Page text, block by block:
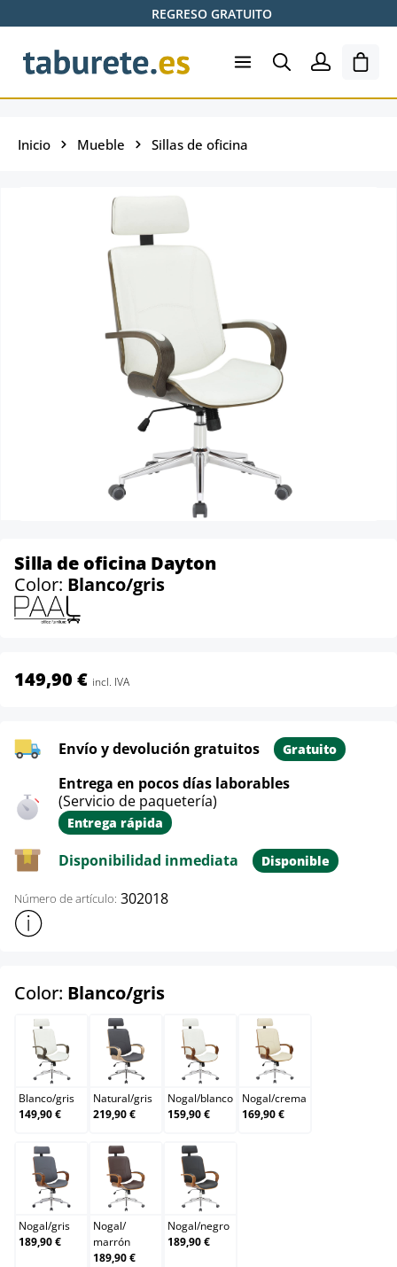
Saltar al contenido principalREGRESO GRATUITO
El
Inicio Mueble Sillas de oficina
Silla de oficina Dayton
Color: Blanco/gris
149,90 € incl. IVA
Envío y devolución gratuitos Gratuito
Entrega en pocos días laborables
(Servicio de paquetería)
Entrega rápida
Disponibilidad inmediata Disponible
Número de artículo: 302018
Mostrar más información sobre el producto
Color: Blanco/grisselect
Blanco/gris
Blanco/gris
149,90 €
Natural/gris
Natural/gris
219,90 €
Nogal/blanco
Nogal/blanco
159,90 €
Nogal/crema
Nogal/crema
169,90 €
Nogal/gris
Nogal/gris
189,90 €
Nogal/marrón
Nogal/
marrón
189,90 €
Nogal/negro
Nogal/negro
189,90 €